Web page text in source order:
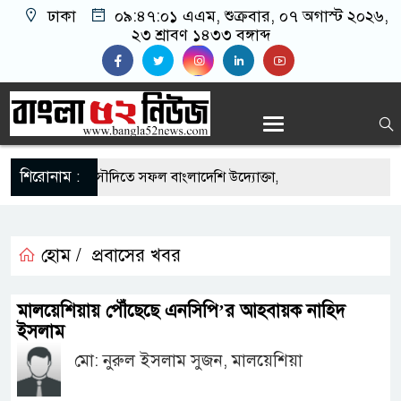
ঢাকা ০৯:৪৭:০১ এএম, শুক্রবার, ০৭ অগাস্ট ২০২৬,
২৩ শ্রাবণ ১৪৩৩ বঙ্গাব্দ
শিরোনাম :
এর সুযোগে সৌদিতে সফল বাংলাদেশি উদ্যোক্তা,
মাছে মিলল মাইক্রোপ্লাস্টিক, বেশি কই মাছে
ব্যবসায়িক অগ্রযাত্রায় নতুন অধ্যায়
স্থিতিশীল সরকার,প্রবাসীদের বিনিয়োগের এখনই
হোম / প্রবাসের খবর
মালয়েশিয়ায় পৌঁছেছে এনসিপি’র আহবায়ক নাহিদ
ইসলাম
মো: নুরুল ইসলাম সুজন, মালয়েশিয়া